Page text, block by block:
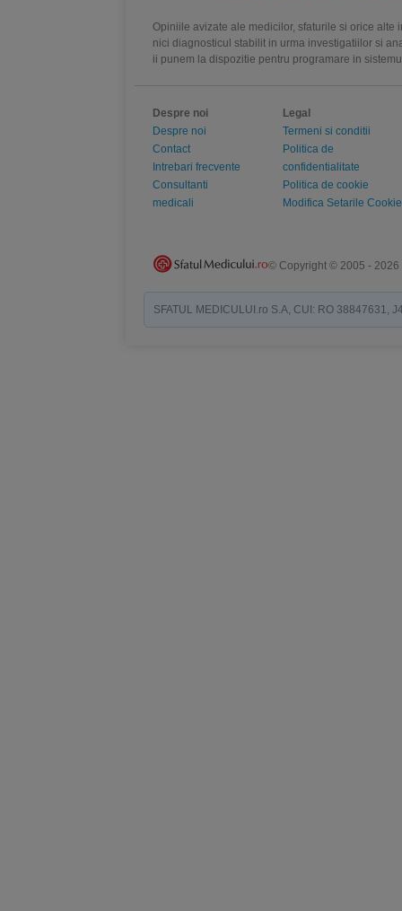
Opiniile avizate ale medicilor, sfaturile si orice
nici diagnosticul stabilit in urma investigatiilor si
ii punem la dispozitie pentru programare in
Despre noi
Despre noi
Contact
Intrebari frecvente
Consultanti
medicali
Legal
Termeni si conditii
Politica de
confidentialitate
Politica de cookie
Modifica Setarile Cookie
© Copyright © 2005 - 2026
SFATUL MEDICULUI.ro S.A, CUI: RO 38847631,